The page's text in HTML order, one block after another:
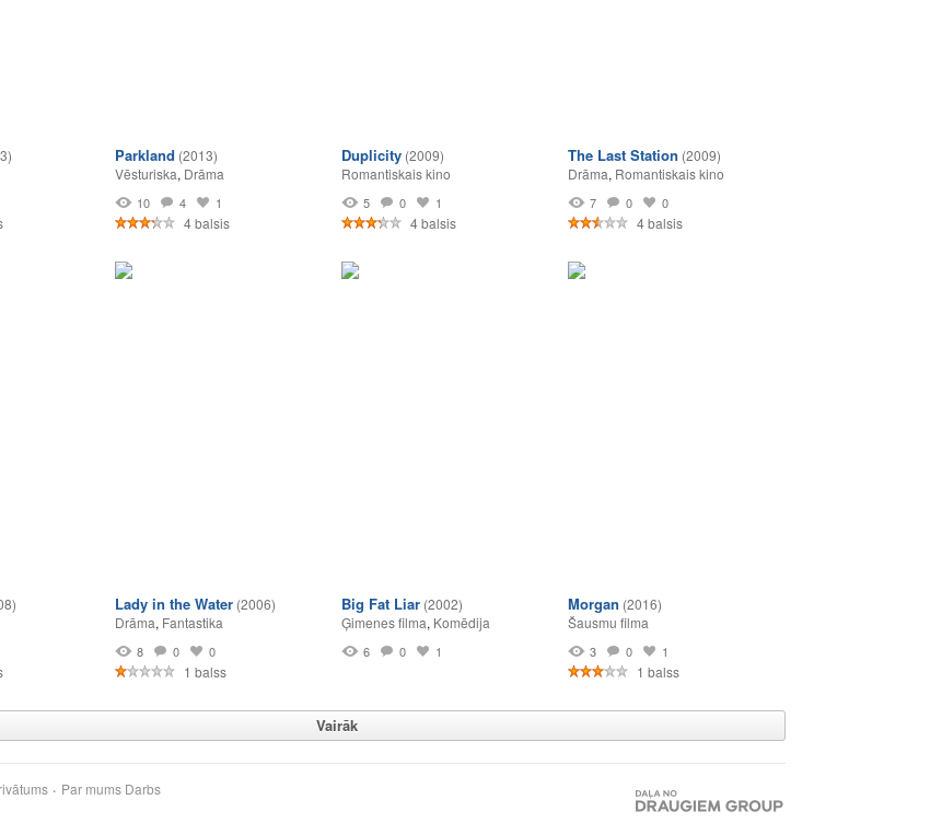
Parkland (2013)
Vēsturiska, Drāma
10 4 1
4 balsis
Duplicity (2009)
Romantiskais kino
5 0 1
4 balsis
The Last Station (2009)
Drāma, Romantiskais kino
7 0 0
4 balsis
Lady in the Water (2006)
Drāma, Fantastika
8 0 0
1 balss
Big Fat Liar (2002)
Ģimenes filma, Komēdija
6 0 1
Morgan (2016)
Šausmu filma
3 0 1
1 balss
Vairāk
Par mums Darbs